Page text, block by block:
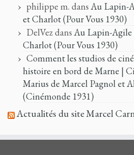
philippe m. dans Au Lapin-
et Charlot (Pour Vous 1930)
DelVezdans Au Lapin-Agile
Charlot (Pour Vous 1930)
Comment les studios de
histoire en bord de Marne |
Marius de Marcel Pagnol et
(Cinémonde 1931)
Actualités du site Marcel